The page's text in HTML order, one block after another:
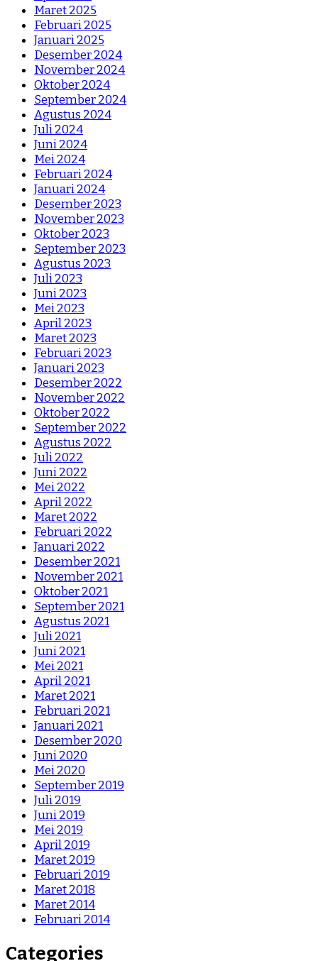
Maret 2025
Februari 2025
Januari 2025
Desember 2024
November 2024
Oktober 2024
September 2024
Agustus 2024
Juli 2024
Juni 2024
Mei 2024
Februari 2024
Januari 2024
Desember 2023
November 2023
Oktober 2023
September 2023
Agustus 2023
Juli 2023
Juni 2023
Mei 2023
April 2023
Maret 2023
Februari 2023
Januari 2023
Desember 2022
November 2022
Oktober 2022
September 2022
Agustus 2022
Juli 2022
Juni 2022
Mei 2022
April 2022
Maret 2022
Februari 2022
Januari 2022
Desember 2021
November 2021
Oktober 2021
September 2021
Agustus 2021
Juli 2021
Juni 2021
Mei 2021
April 2021
Maret 2021
Februari 2021
Januari 2021
Desember 2020
Juni 2020
Mei 2020
September 2019
Juli 2019
Juni 2019
Mei 2019
April 2019
Maret 2019
Februari 2019
Maret 2018
Maret 2014
Februari 2014
Categories